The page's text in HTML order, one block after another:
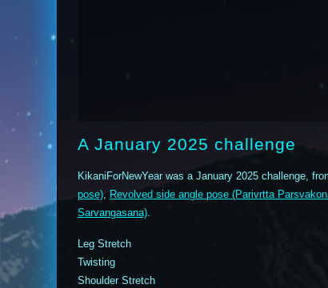
A January 2025 challenge
KikaniForNewYear was a January 2025 challenge,
pose), Revolved side angle pose (Parivrtta
Sarvangasana).
Leg Stretch
Twisting
Shoulder Stretch